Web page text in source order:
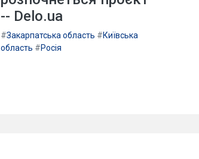
-- Delo.ua
#Закарпатська область #Київська
область #Росія